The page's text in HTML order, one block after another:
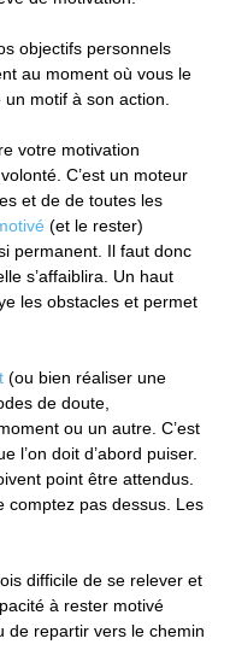
objectifs personnels
au moment où vous le
motif à son action.
votre motivation
C’est un moteur
et de de toutes les
(et le rester)
permanent. Il faut donc
s’affaiblira. Un haut
les obstacles et permet
(ou bien réaliser une
de doute,
ou un autre. C’est
l’on doit d’abord puiser.
point être attendus.
comptez pas dessus. Les
difficile de se relever et
à rester motivé
de repartir vers le chemin